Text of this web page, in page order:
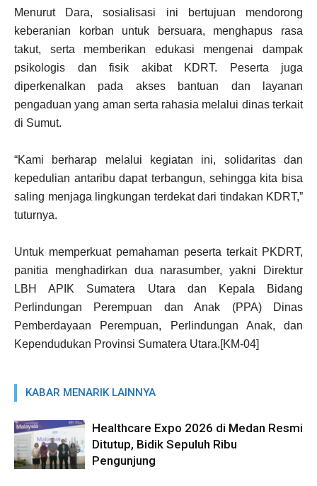
Menurut Dara, sosialisasi ini bertujuan mendorong
keberanian korban untuk bersuara, menghapus rasa
takut, serta memberikan edukasi mengenai dampak
psikologis dan fisik akibat KDRT. Peserta juga
diperkenalkan pada akses bantuan dan layanan
pengaduan yang aman serta rahasia melalui dinas terkait
di Sumut.
“Kami berharap melalui kegiatan ini, solidaritas dan
kepedulian antaribu dapat terbangun, sehingga kita bisa
saling menjaga lingkungan terdekat dari tindakan KDRT,”
tuturnya.
Untuk memperkuat pemahaman peserta terkait PKDRT,
panitia menghadirkan dua narasumber, yakni Direktur
LBH APIK Sumatera Utara dan Kepala Bidang
Perlindungan Perempuan dan Anak (PPA) Dinas
Pemberdayaan Perempuan, Perlindungan Anak, dan
Kependudukan Provinsi Sumatera Utara.[KM-04]
KABAR MENARIK LAINNYA
Healthcare Expo 2026 di Medan Resmi
Ditutup, Bidik Sepuluh Ribu
Pengunjung